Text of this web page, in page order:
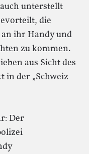
unterstellt
die
ihr Handy und
zu kommen.
aus Sicht des
in der „Schweiz
Der